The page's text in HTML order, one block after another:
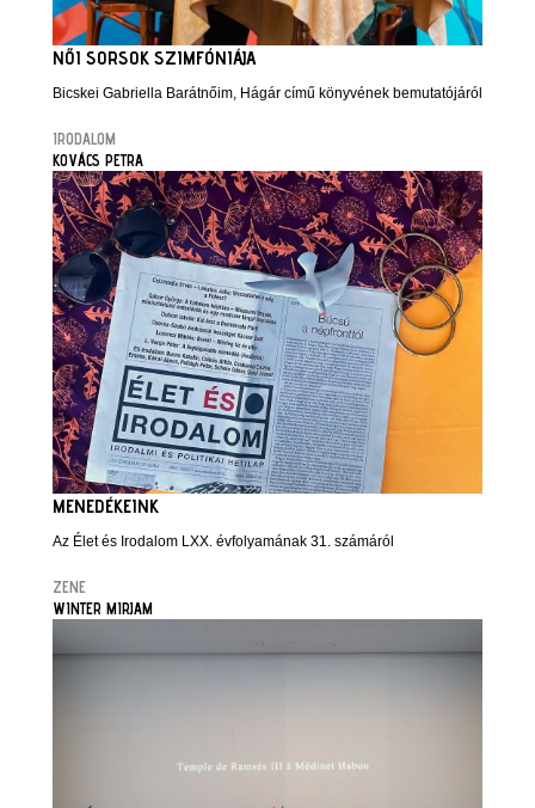
NŐI SORSOK SZIMFÓNIÁJA
Bicskei Gabriella Barátnőim, Hágár című könyvének bemutatójáról
IRODALOM
KOVÁCS PETRA
MENEDÉKEINK
Az Élet és Irodalom LXX. évfolyamának 31. számáról
ZENE
WINTER MIRJAM